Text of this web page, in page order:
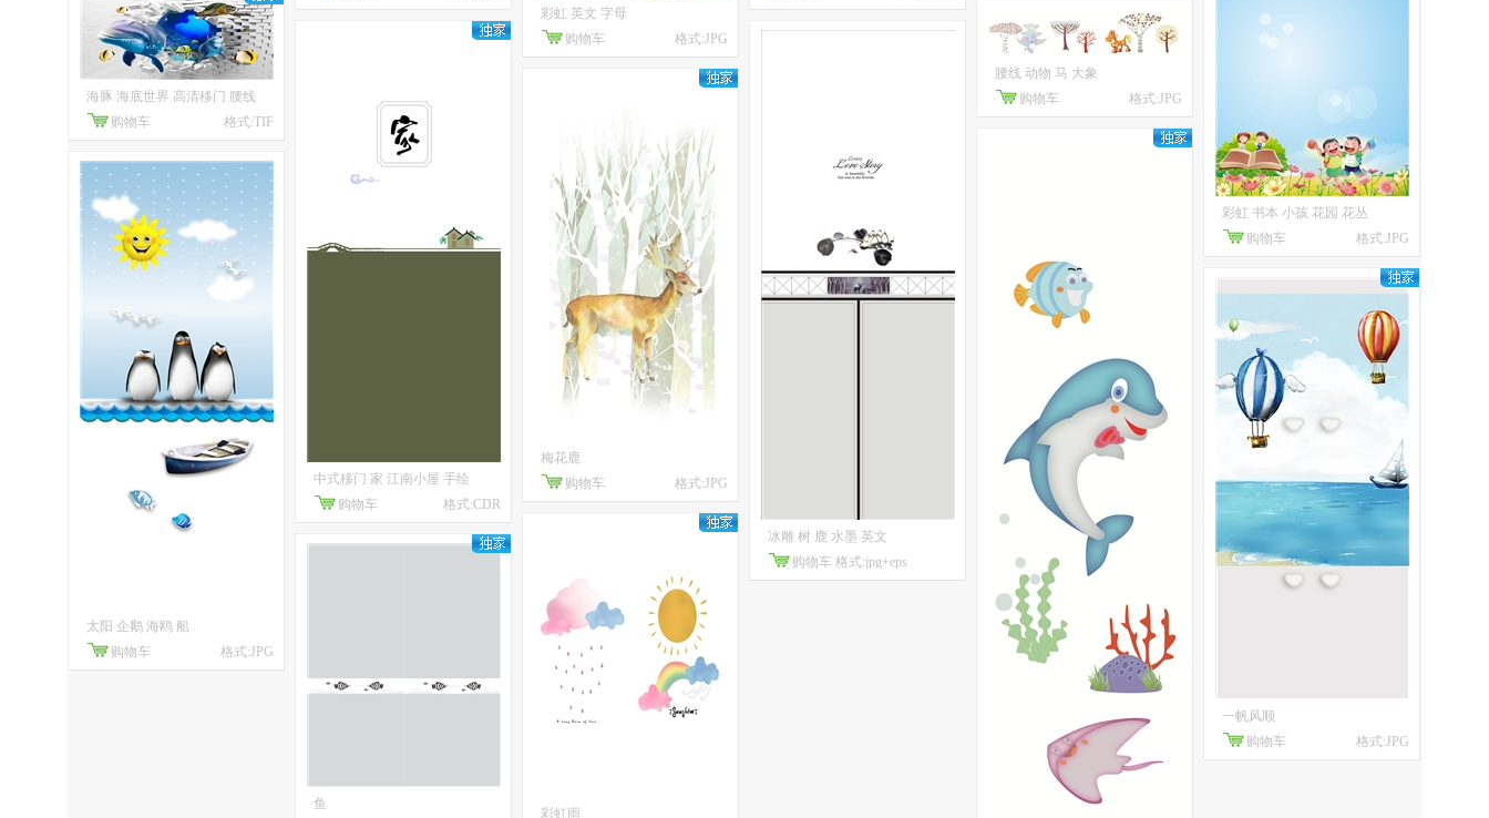
海豚 海底世界 高清移门 腰线
购物车
格式:TIF
太阳 企鹅 海鸥 船
购物车
格式:JPG
中式移门 家 江南小屋 手绘
购物车
格式:CDR
鱼
彩虹 英文 字母
购物车
格式:JPG
梅花鹿
购物车
格式:JPG
彩虹雨
冰雕 树 鹿 水墨 英文
购物车 格式:jpg+eps
腰线 动物 马 大象
购物车
格式:JPG
彩虹 书本 小孩 花园 花丛
购物车
格式:JPG
一帆风顺
购物车
格式:JPG